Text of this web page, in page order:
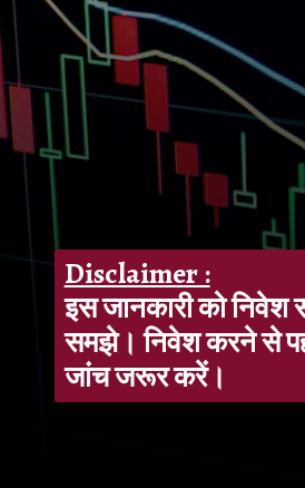
Disclaimer :
इस जानकारी को निवेश
समझे। निवेश करने से
जांच जरूर करें।